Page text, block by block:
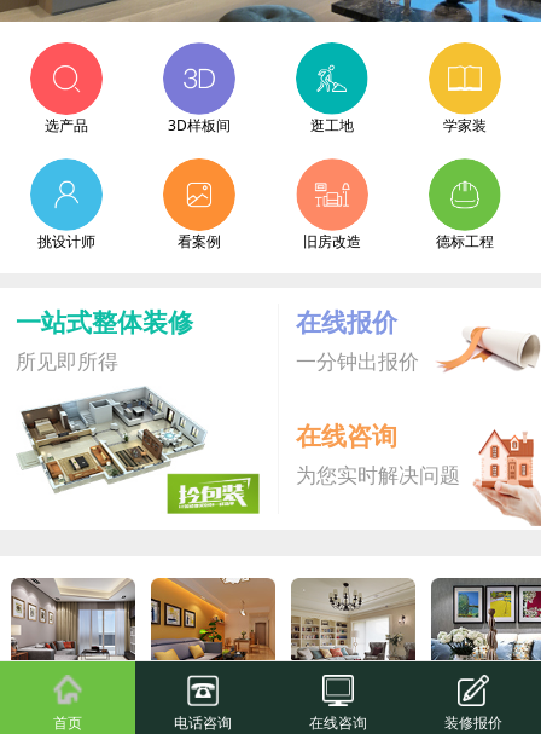
选产品 3D样板间 逛工地 学家装
挑设计师 看案例 旧房改造 德标工程
一站式整体装修
所见即所得
在线报价
一分钟出报价
在线咨询
为您实时解决问题
拎包装S 爆款新品 拎包装 尊享家
首页 电话咨询 在线咨询 装修报价